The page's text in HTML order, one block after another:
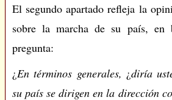
El segundo apartado refleja la
sobre la marcha de su país, en
pregunta:
¿En términos generales, ¿diría
su país se dirigen en la dirección